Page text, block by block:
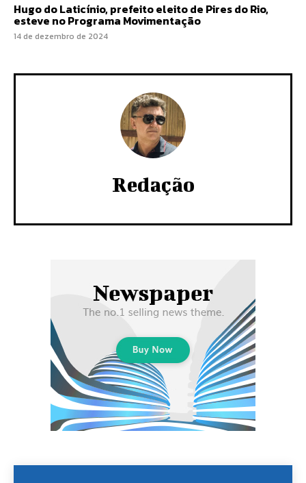
Hugo do Laticínio, prefeito eleito de Pires do Rio,
esteve no Programa Movimentação
14 de dezembro de 2024
Redação